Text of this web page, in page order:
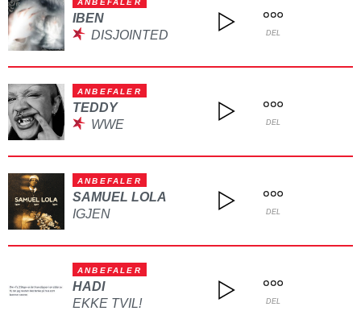
ANBEFALER
IBEN
DISJOINTED
DEL
ANBEFALER
TEDDY
WWE
DEL
ANBEFALER
SAMUEL LOLA
IGJEN
DEL
ANBEFALER
HADI
EKKE TVIL!
DEL